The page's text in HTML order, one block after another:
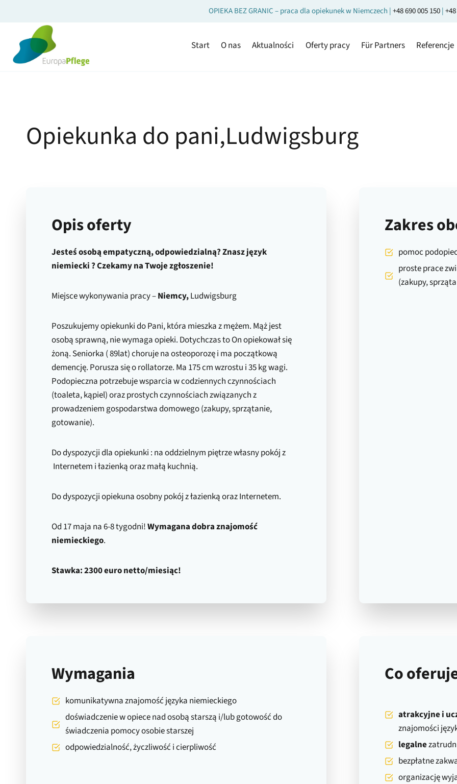
OPIEKA BEZ GRANIC – praca dla opiekunek w Niemczech |+48 690 005 150|
Start O nas Aktualności Oferty pracy Für Partners Referencje
Opiekunka do pani,Ludwigsburg
Opis oferty
Jesteś osobą empatyczną, odpowiedzialną? Znasz język
niemiecki ? Czekamy na Twoje zgłoszenie!
Miejsce wykonywania pracy –Niemcy,Ludwigsburg
Poszukujemy opiekunki do Pani, która mieszka z mężem. Mąż jest
osobą sprawną, nie wymaga opieki. Dotychczas to On opiekował się
żoną. Seniorka ( 89lat) choruje na osteoporozę i ma początkową
demencję. Porusza się o rollatorze. Ma 175 cm wzrostu i 35 kg wagi.
Podopieczna potrzebuje wsparcia w codziennych czynnościach
(toaleta, kąpiel) oraz prostych czynnościach związanych z
prowadzeniem gospodarstwa domowego (zakupy, sprzątanie,
gotowanie).
Do dyspozycji dla opiekunki : na oddzielnym piętrze własny pokój z
Internetem i łazienką oraz małą kuchnią.
Do dyspozycji opiekuna osobny pokój z łazienką oraz Internetem.
Od 17 maja na 6-8 tygodni!Wymagana dobra znajomość
niemieckiego.
Stawka: 2300 euro netto/miesiąc!
Zakres
pomoc
proste prace
(zakupy,
Wymagania
komunikatywna znajomość języka niemieckiego
doświadczenie w opiece nad osobą starszą i/lub gotowość do
świadczenia pomocy osobie starszej
odpowiedzialność, życzliwość i cierpliwość
Co
atrakcyjne i
znajomości
legalne
bezpłatne
organizację